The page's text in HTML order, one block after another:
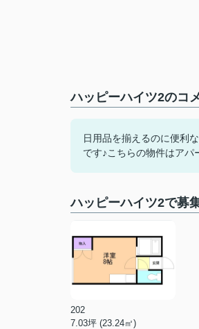
ハッピーハイツ2のコ
日用品を揃えるのに便利
です♪こちらの物件はアパ
ハッピーハイツ2で募
202
7.03坪 (23.24㎡)